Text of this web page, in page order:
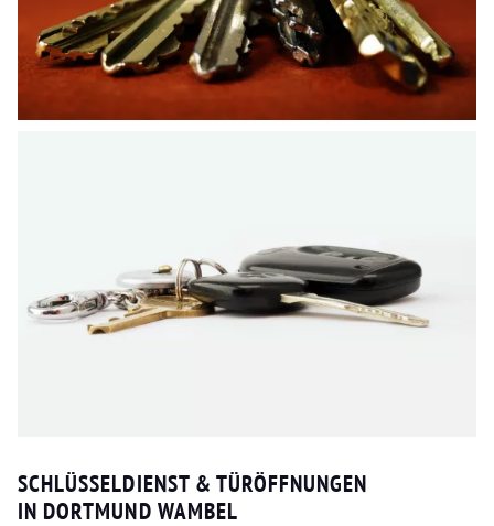
SCHLÜSSELDIENST & TÜRÖFFNUNGEN
IN DORTMUND WAMBEL